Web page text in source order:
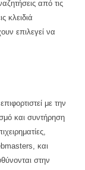
από τις
κλειδιά
επιλεγεί να
με την
και συντήρηση
και
στην